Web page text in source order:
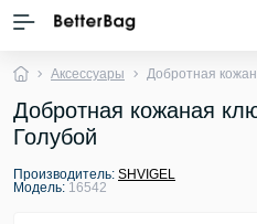
Аксессуары Добротная
Добротная кожаная
Голубой
Производитель: SHVIGEL
Модель: 16542